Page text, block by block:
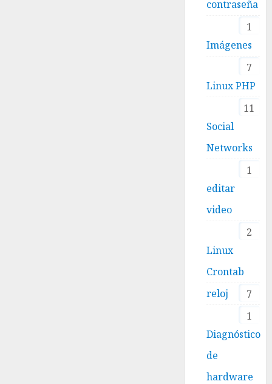
contraseña
1
Imágenes
7
Linux PHP
11
Social
Networks
1
editar
video
2
Linux
Crontab
7
reloj
1
Diagnóstico
de
hardware